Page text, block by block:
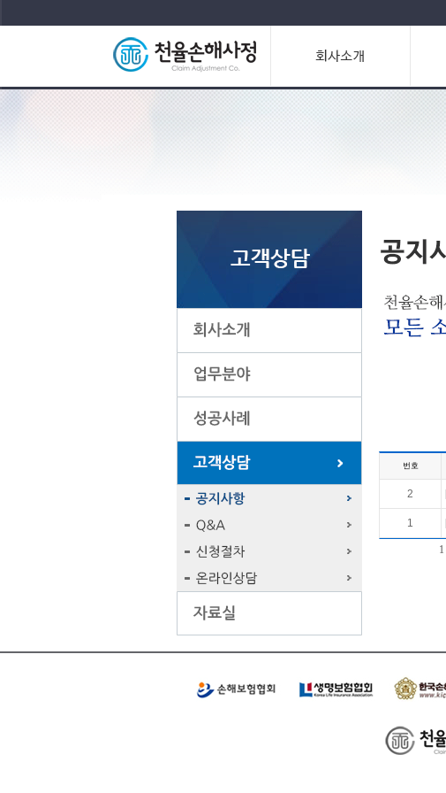
번호
2
1
1